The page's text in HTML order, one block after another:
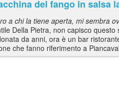
del fango in salsa
a chi la tiene aperta, mi sembra
Della Pietra, non capisco
da anni, ora è un bar
che fanno riferimento a